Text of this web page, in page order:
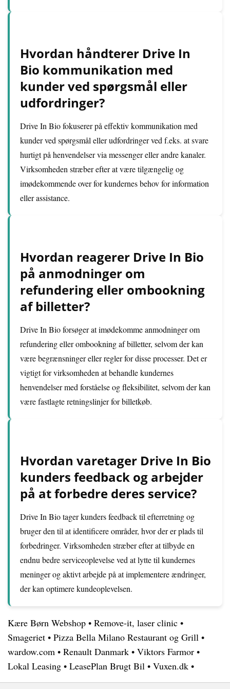
Hvordan håndterer Drive In
Bio kommunikation med
kunder ved spørgsmål eller
udfordringer?
Drive In Bio fokuserer på effektiv kommunikation med
kunder ved spørgsmål eller udfordringer ved f.eks. at svare
hurtigt på henvendelser via messenger eller andre kanaler.
Virksomheden stræber efter at være tilgængelig og
imødekommende over for kundernes behov for information
eller assistance.
Hvordan reagerer Drive In Bio
på anmodninger om
refundering eller ombookning
af billetter?
Drive In Bio forsøger at imødekomme anmodninger om
refundering eller ombookning af billetter, selvom der kan
være begrænsninger eller regler for disse processer. Det er
vigtigt for virksomheden at behandle kundernes
henvendelser med forståelse og fleksibilitet, selvom der kan
være fastlagte retningslinjer for billetkøb.
Hvordan varetager Drive In Bio
kunders feedback og arbejder
på at forbedre deres service?
Drive In Bio tager kunders feedback til efterretning og
bruger den til at identificere områder, hvor der er plads til
forbedringer. Virksomheden stræber efter at tilbyde en
endnu bedre serviceoplevelse ved at lytte til kundernes
meninger og aktivt arbejde på at implementere ændringer,
der kan optimere kundeoplevelsen.
Kære Børn Webshop • Remove-it, laser clinic •
Smageriet • Pizza Bella Milano Restaurant og Grill •
wardow.com • Renault Danmark • Viktors Farmor •
Lokal Leasing • LeasePlan Brugt Bil • Vuxen.dk •